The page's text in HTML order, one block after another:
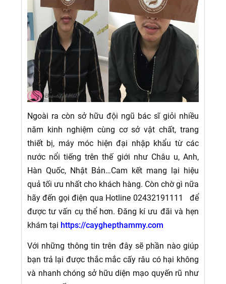
Ngoài ra còn sở hữu đội ngũ bác sĩ giỏi nhiều
năm kinh nghiệm cùng cơ sở vật chất, trang
thiết bị, máy móc hiện đại nhập khẩu từ các
nước nổi tiếng trên thế giới như Châu u, Anh,
Hàn Quốc, Nhật Bản…Cam kết mang lại hiệu
quả tối ưu nhất cho khách hàng. Còn chờ gì nữa
hãy đến gọi điện qua Hotline 02432191111 để
được tư vấn cụ thể hơn. Đăng kí ưu đãi và hẹn
khám tại https://cayghepthammy.com
Với những thông tin trên đây sẽ phần nào giúp
bạn trả lại được thắc mắc cấy râu có hại không
và nhanh chóng sở hữu diện mạo quyến rũ như